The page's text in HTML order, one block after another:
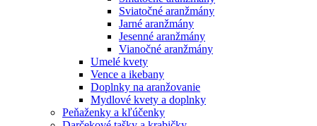
Sviatočné aranžmány
Jarné aranžmány
Jesenné aranžmány
Vianočné aranžmány
Umelé kvety
Vence a ikebany
Doplnky na aranžovanie
Mydlové kvety a doplnky
Peňaženky a kľúčenky